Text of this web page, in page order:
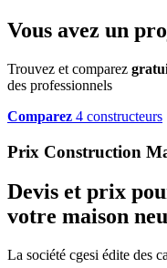
Vous avez un
Trouvez et comparez
des professionnels
Comparez 4 constructeurs
Prix Construction
Devis et prix
votre maison
La société cgesi édite des